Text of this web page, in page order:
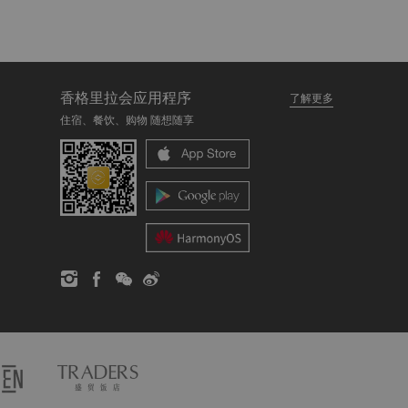
香格里拉会应用程序
了解更多
住宿、餐饮、购物 随想随享